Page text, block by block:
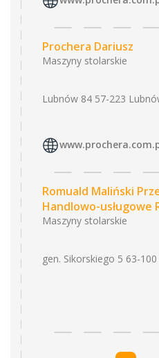
Prochera Dariusz
Maszyny stolarskie
Lubnów 84 57-223
Romuald Maliński
Handlowo-usługowe
Maszyny stolarskie
gen. Sikorskiego 5 63-